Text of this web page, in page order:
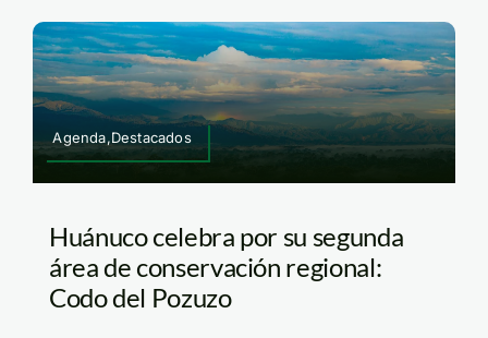
Agenda,Destacados
Huánuco celebra por su segunda
área de conservación regional:
Codo del Pozuzo